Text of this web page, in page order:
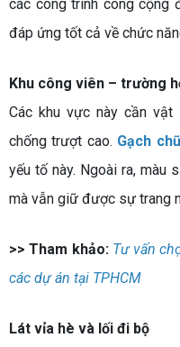
các công trình công cộng
đáp ứng tốt cả về chức
Khu công viên – trường
Các khu vực này cần vật
chống trượt cao. Gạch
yếu tố này. Ngoài ra, màu
mà vẫn giữ được sự trang
>> Tham khảo: Tư vấn
các dự án tại TPHCM
Lát vỉa hè và lối đi bộ